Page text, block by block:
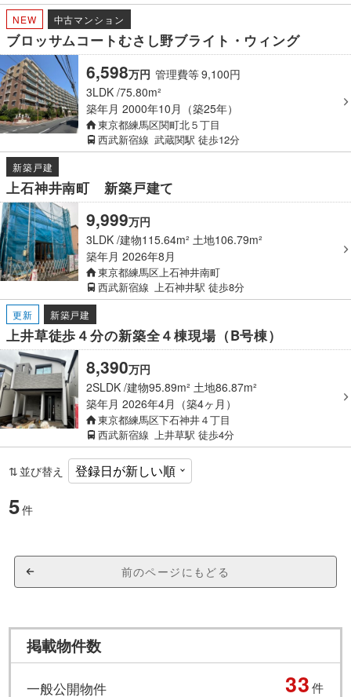
NEW 中古マンション
ブロッサムコートむさし野ブライト・ウィング
3LDK 75.80m²
築年月 2000年10月（築25年）
東京都練馬区関町北５丁目
西武新宿線 武蔵関駅 徒歩12分
6,598万円 管理費等9,100円
新築戸建
上石神井南町 新築戸建て
3LDK 建物115.64m² 土地106.79m²
築年月 2026年8月
東京都練馬区上石神井南町
西武新宿線 上石神井駅 徒歩8分
9,999万円
更新 新築戸建
上井草徒歩４分の新築全４棟現場（B号棟）
2SLDK 建物95.89m² 土地86.87m²
築年月 2026年4月（築4ヶ月）
東京都練馬区下石神井４丁目
西武新宿線 上井草駅 徒歩4分
8,390万円
並び替え
5件
前のページにもどる
掲載物件数
一般公開物件 33 件